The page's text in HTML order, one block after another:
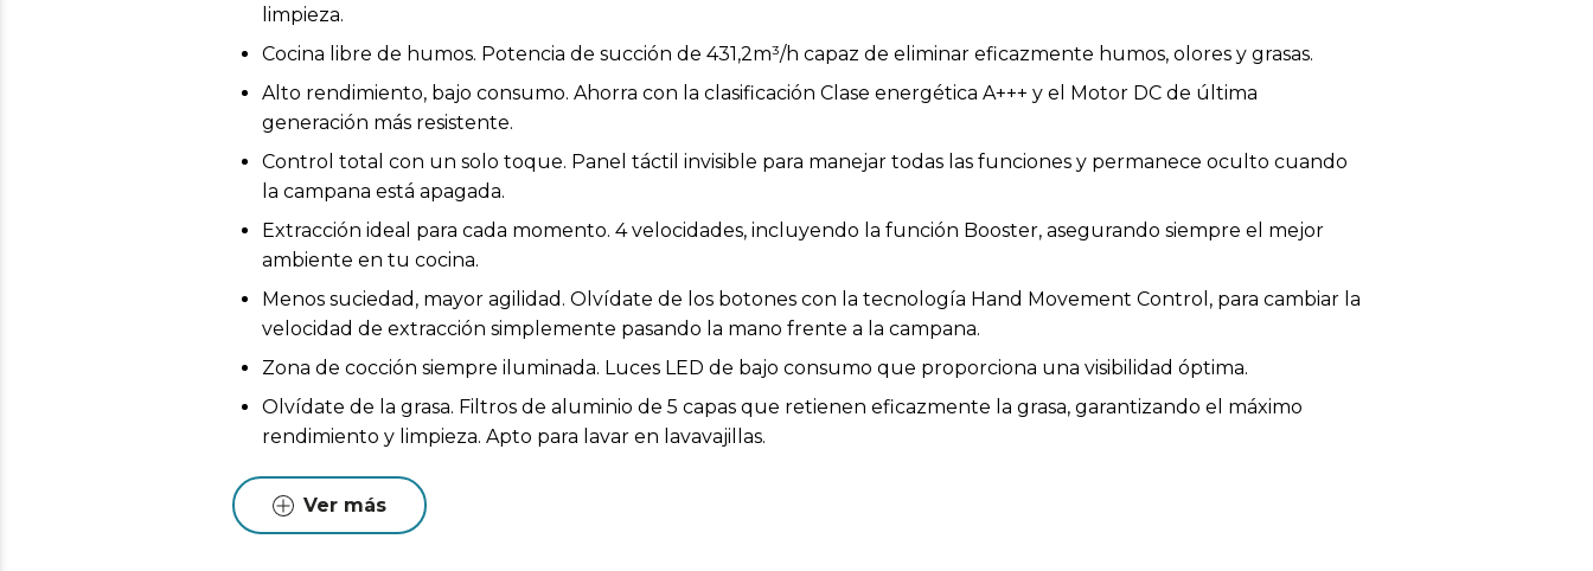
limpieza.
Cocina libre de humos. Potencia de succión de 431,2m³/h capaz de eliminar eficazmente humos, olores y grasas.
Alto rendimiento, bajo consumo. Ahorra con la clasificación Clase energética A+++ y el Motor DC de última
generación más resistente.
Control total con un solo toque. Panel táctil invisible para manejar todas las funciones y permanece oculto cuando
la campana está apagada.
Extracción ideal para cada momento. 4 velocidades, incluyendo la función Booster, asegurando siempre el mejor
ambiente en tu cocina.
Menos suciedad, mayor agilidad. Olvídate de los botones con la tecnología Hand Movement Control, para cambiar la
velocidad de extracción simplemente pasando la mano frente a la campana.
Zona de cocción siempre iluminada. Luces LED de bajo consumo que proporciona una visibilidad óptima.
Olvídate de la grasa. Filtros de aluminio de 5 capas que retienen eficazmente la grasa, garantizando el máximo
rendimiento y limpieza. Apto para lavar en lavavajillas.
Mejora la calidad del ambiente. Incluye filtros de carbono (no instalados), para optar por la recirculación del aire sin
necesidad de salida al exterior.
Ver más